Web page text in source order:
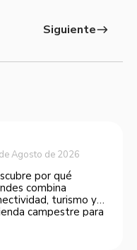
Siguienteeast
Agosto de 2026
por qué
combina
turismo y
campestre para